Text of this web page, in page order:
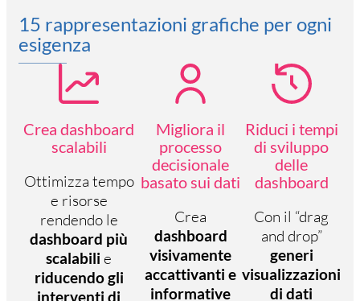
15 rappresentazioni grafiche per ogni
esigenza
Crea dashboard
scalabili
Ottimizza tempo
e risorse
rendendo le
dashboard più
scalabili e
riducendo gli
interventi di
Migliora il
processo
decisionale
basato sui dati
Crea
dashboard
visivamente
accattivanti e
informative
Riduci i tempi
di sviluppo
delle
dashboard
Con il “drag
and drop”
generi
visualizzazioni
di dati